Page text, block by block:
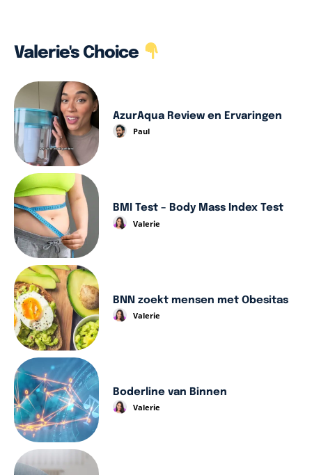
Valerie's Choice
AzurAqua Review en Ervaringen
Paul
BMI Test – Body Mass Index Test
Valerie
BNN zoekt mensen met Obesitas
Valerie
Boderline van Binnen
Valerie